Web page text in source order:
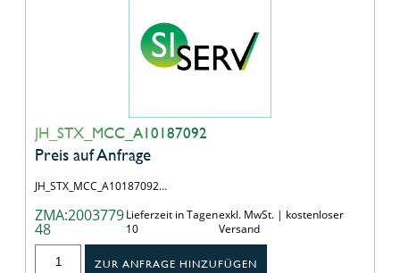
JH_STX_MCC_A10187092
Preis auf Anfrage
JH_STX_MCC_A10187092…
ZMA:2003779
48
Lieferzeit in Tagen
10
exkl. MwSt. | kostenloser
Versand
ZUR ANFRAGE HINZUFÜGEN